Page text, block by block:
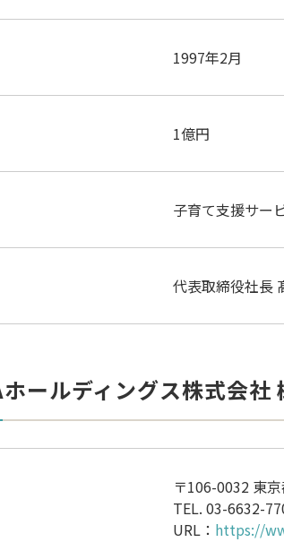
1997年2月
1億円
子育て支援サー
代表取締役社長
ールディングス株式会社
〒106-0032 東
TEL. 03-6632-
URL： https://